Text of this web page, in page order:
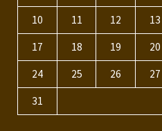
10 11 12 13
17 18 19 20
24 25 26 27
31